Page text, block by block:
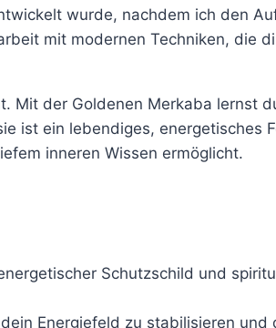
wurde, nachdem ich den
mit modernen Techniken, die
Mit der Goldenen Merkaba lernst
ist ein lebendiges, energetisches
inneren Wissen ermöglicht.
Schutzschild und
Energiefeld zu stabilisieren und